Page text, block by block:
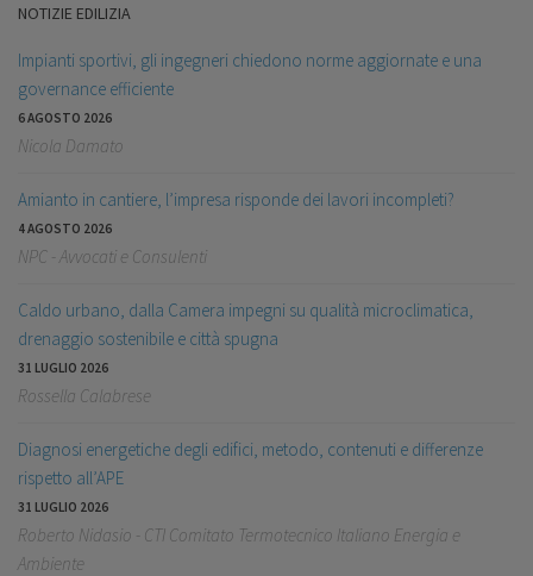
NOTIZIE EDILIZIA
Impianti sportivi, gli ingegneri chiedono norme aggiornate e una
governance efficiente
6 AGOSTO 2026
Nicola Damato
Amianto in cantiere, l’impresa risponde dei lavori incompleti?
4 AGOSTO 2026
NPC - Avvocati e Consulenti
Caldo urbano, dalla Camera impegni su qualità microclimatica,
drenaggio sostenibile e città spugna
31 LUGLIO 2026
Rossella Calabrese
Diagnosi energetiche degli edifici, metodo, contenuti e differenze
rispetto all’APE
31 LUGLIO 2026
Roberto Nidasio - CTI Comitato Termotecnico Italiano Energia e
Ambiente